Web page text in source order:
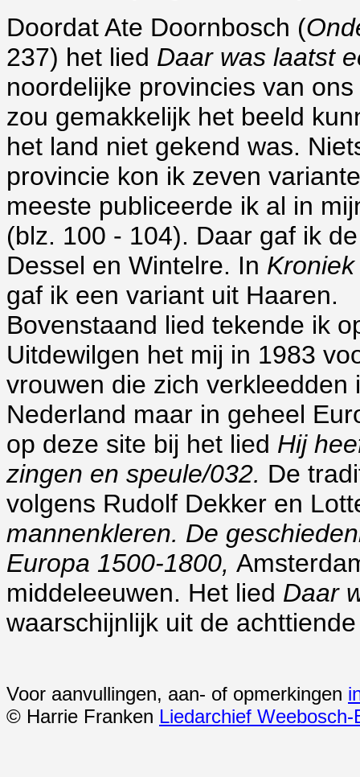
Doordat Ate Doornbosch (
237) het lied Daar was laatst
noordelijke provincies van
zou gemakkelijk het beeld
het land niet gekend was.
provincie kon ik zeven
meeste publiceerde ik al in
(blz. 100 - 104). Daar gaf ik
Dessel en Wintelre. In
gaf ik een variant uit Haaren.
Bovenstaand lied tekende ik
Uitdewilgen het mij in 1983
vrouwen die zich
Nederland maar in geheel
op deze site bij het lied Hij
zingen en speule/032. De
volgens Rudolf Dekker en
mannenkleren. De
Europa 1500-1800,
middeleeuwen. Het lied Daar
waarschijnlijk uit de
Voor aanvullingen, aan- of opmerkingen
© Harrie Franken Liedarchief Weebosch-